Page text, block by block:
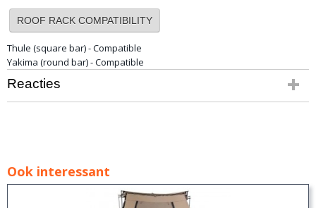
ROOF RACK COMPATIBILITY
Thule (square bar) - Compatible
Yakima (round bar) - Compatible
Reacties
Ook interessant